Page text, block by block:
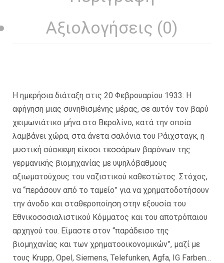
Αξιολογήσεις (0)
Η ημερήσια διάταξη στις 20 Φεβρουαρίου 1933: Η
αφήγηση μιας συνηθισμένης μέρας, σε αυτόν τον βαρύ
χειμωνιάτικο μήνα στο Βερολίνο, κατά την οποία
λαμβάνει χώρα, στα άνετα σαλόνια του Ράιχσταγκ, η
μυστική σύσκεψη είκοσι τεσσάρων βαρόνων της
γερμανικής βιομηχανίας με υψηλόβαθμους
αξιωματούχους του ναζιστικού καθεστώτος. Στόχος,
να “περάσουν από το ταμείο” για να χρηματοδοτήσουν
την άνοδο και σταθεροποίηση στην εξουσία του
Εθνικοσοσιαλιστικού Κόμματος και του αποτρόπαιου
αρχηγού του. Είμαστε στον “παράδεισο της
βιομηχανίας και των χρηματοοικονομικών”, μαζί με
τους Krupp, Opel, Siemens, Telefunken, Agfa, IG Farben…